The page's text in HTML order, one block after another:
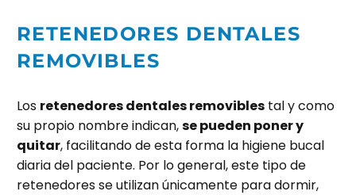
RETENEDORES DENTALES
REMOVIBLES
Los retenedores dentales removibles tal y como
su propio nombre indican,se pueden poner y
quitar, facilitando de esta forma la higiene bucal
diaria del paciente. Por lo general, este tipo de
retenedores se utilizan únicamente para dormir,